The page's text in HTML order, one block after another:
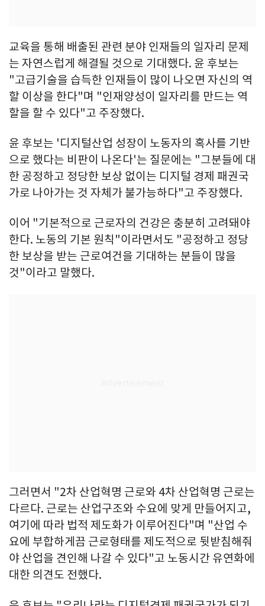
교육을 통해 배출된 관련 분야 인재들의 일자리 문제
는 자연스럽게 해결될 것으로 기대했다. 윤 후보는
"고급기술을 습득한 인재들이 많이 나오면 자신의 역
할 이상을 한다"며 "인재양성이 일자리를 만드는 역
할을 할 수 있다"고 주장했다.
윤 후보는 '디지털산업 성장이 노동자의 혹사를 기반
으로 했다는 비판이 나온다'는 질문에는 "그분들에 대
한 공정하고 정당한 보상 없이는 디지털 경제 패권국
가로 나아가는 것 자체가 불가능하다"고 주장했다.
이어 "기본적으로 근로자의 건강은 충분히 고려돼야
한다. 노동의 기본 원칙"이라면서도 "공정하고 정당
한 보상을 받는 근로여건을 기대하는 분들이 많을
것"이라고 말했다.
그러면서 "2차 산업혁명 근로와 4차 산업혁명 근로는
다르다. 근로는 산업구조와 수요에 맞게 만들어지고,
여기에 따라 법적 제도화가 이루어진다"며 "산업 수
요에 부합하게끔 근로형태를 제도적으로 뒷받침해줘
야 산업을 견인해 나갈 수 있다"고 노동시간 유연화에
대한 의견도 전했다.